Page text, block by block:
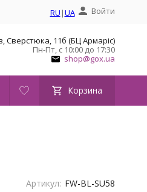
RU |UA Войти
Сверстюка, 11б (БЦ Армаріс)
Пн-Пт, с 10:00 до 17:30
shop@gox.ua
Корзина
Артикул: FW-BL-SU58